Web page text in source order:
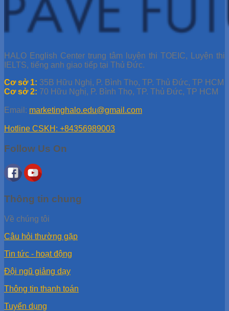
HALO English Center trung tâm luyện thi TOEIC, Luyện thi
IELTS, tiếng anh giao tiếp tại Thủ Đức.
Cơ sở 1: 35B Hữu Nghị, P. Bình Thọ, TP. Thủ Đức, TP HCM
Cơ sở 2: 70 Hữu Nghị, P. Bình Thọ, TP. Thủ Đức, TP HCM
Email: marketinghalo.edu@gmail.com
Hotline CSKH: +84356989003
Follow Us On
Thông tin chung
Về chúng tôi
Câu hỏi thường gặp
Tin tức - hoạt động
Đội ngũ giảng dạy
Thông tin thanh toán
Tuyển dụng